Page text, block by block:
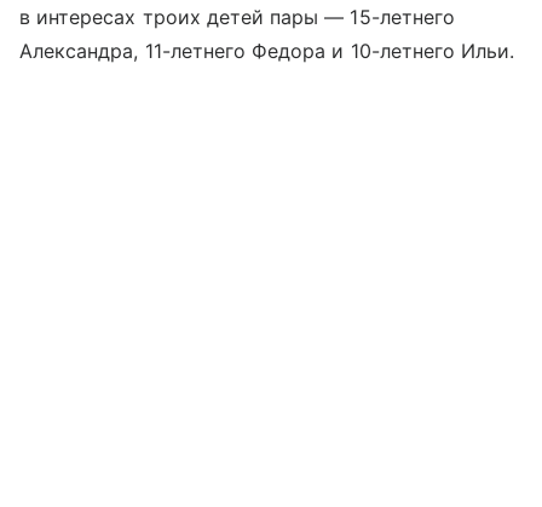
в интересах троих детей пары — 15-летнего
Александра, 11-летнего Федора и 10-летнего Ильи.